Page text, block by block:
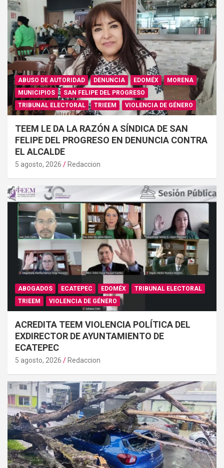
ABUSO DE AUTORIDAD DENUNCIA EDOMÉX
MORENA
MUNICIPIOS
SAN FELIPE DEL PROGRESO
TRIBUNAL ELECTORAL
TRIEEM VIOLENCIA DE GÉNERO
TEEM LE DA LA RAZÓN A SÍNDICA DE SAN
FELIPE DEL PROGRESO EN DENUNCIA CONTRA
EL ALCALDE
5 agosto, 2026 Redaccion
ABOGADOS ECATEPEC EDOMÉX
TRIBUNAL ELECTORAL
TRIEEM
VIOLENCIA DE GÉNERO
ACREDITA TEEM VIOLENCIA POLÍTICA DEL
EXDIRECTOR DE AYUNTAMIENTO DE
ECATEPEC
5 agosto, 2026 Redaccion